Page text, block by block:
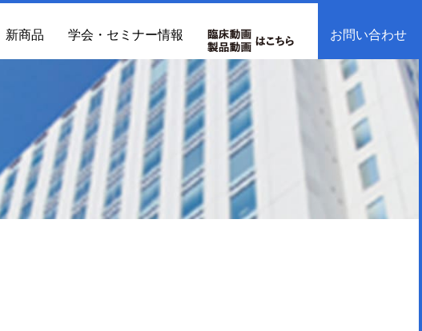
新商品 学会・セミナー情報 お問い合わせ